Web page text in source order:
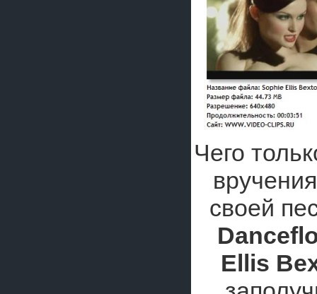
Чего
своей
Ellis